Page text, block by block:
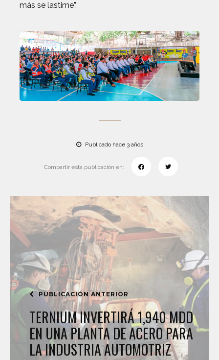
más se lastime”.
Publicado hace 3 años
Compartir esta publicación en:
PUBLICACIÓN ANTERIOR
TERNIUM INVERTIRÁ 1,940 MDD
EN UNA PLANTA DE ACERO PARA
LA INDUSTRIA AUTOMOTRIZ